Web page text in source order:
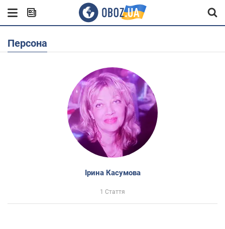
Персона
Ірина Касумова
1 Стаття